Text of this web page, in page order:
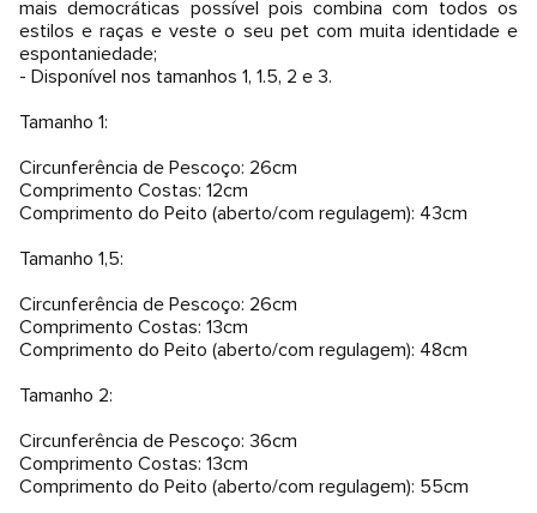
mais democráticas possível pois combina com todos os
estilos e raças e veste o seu pet com muita identidade e
espontaniedade;
- Disponível nos tamanhos 1, 1.5, 2 e 3.
Tamanho 1:
Circunferência de Pescoço: 26cm
Comprimento Costas: 12cm
Comprimento do Peito (aberto/com regulagem): 43cm
Tamanho 1,5:
Circunferência de Pescoço: 26cm
Comprimento Costas: 13cm
Comprimento do Peito (aberto/com regulagem): 48cm
Tamanho 2:
Circunferência de Pescoço: 36cm
Comprimento Costas: 13cm
Comprimento do Peito (aberto/com regulagem): 55cm